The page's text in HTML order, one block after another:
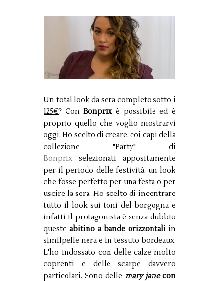
Un total look da sera completosotto i
125€? ConBonprixè possibile ed è
proprio quello che voglio mostrarvi
oggi. Ho scelto di creare, coi capi della
collezione "Party" di
Bonprix selezionati appositamente
per il periodo delle festività, un look
che fosse perfetto per una festa o per
uscire la sera. Ho scelto di incentrare
tutto il look sui toni del borgogna e
infatti il protagonista è senza dubbio
questoabitino a bande orizzontaliin
similpelle nera e in tessuto bordeaux.
L'ho indossato con delle calze molto
coprenti e delle scarpe davvero
particolari. Sono delle mary janecon